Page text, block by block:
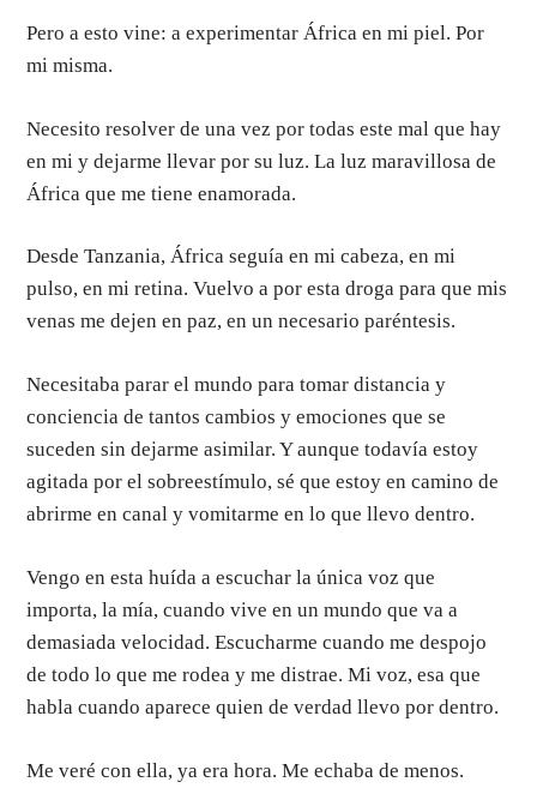
Pero a esto vine: a experimentar África en mi piel. Por
mi misma.
Necesito resolver de una vez por todas este mal que hay
en mi y dejarme llevar por su luz. La luz maravillosa de
África que me tiene enamorada.
Desde Tanzania, África seguía en mi cabeza, en mi
pulso, en mi retina. Vuelvo a por esta droga para que mis
venas me dejen en paz, en un necesario paréntesis.
Necesitaba parar el mundo para tomar distancia y
conciencia de tantos cambios y emociones que se
suceden sin dejarme asimilar. Y aunque todavía estoy
agitada por el sobreestímulo, sé que estoy en camino de
abrirme en canal y vomitarme en lo que llevo dentro.
Vengo en esta huída a escuchar la única voz que
importa, la mía, cuando vive en un mundo que va a
demasiada velocidad. Escucharme cuando me despojo
de todo lo que me rodea y me distrae. Mi voz, esa que
habla cuando aparece quien de verdad llevo por dentro.
Me veré con ella, ya era hora. Me echaba de menos.